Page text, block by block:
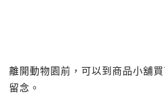
離開動物園前，可以到商品小舖
留念。